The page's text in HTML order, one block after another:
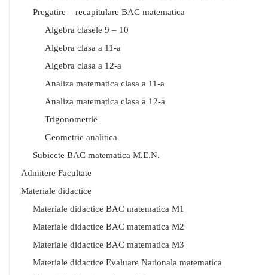
Pregatire – recapitulare BAC matematica
Algebra clasele 9 – 10
Algebra clasa a 11-a
Algebra clasa a 12-a
Analiza matematica clasa a 11-a
Analiza matematica clasa a 12-a
Trigonometrie
Geometrie analitica
Subiecte BAC matematica M.E.N.
Admitere Facultate
Materiale didactice
Materiale didactice BAC matematica M1
Materiale didactice BAC matematica M2
Materiale didactice BAC matematica M3
Materiale didactice Evaluare Nationala matematica